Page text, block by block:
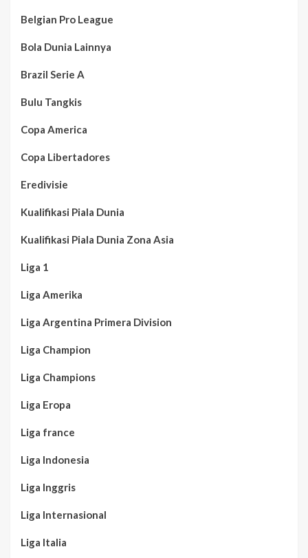
Belgian Pro League
Bola Dunia Lainnya
Brazil Serie A
Bulu Tangkis
Copa America
Copa Libertadores
Eredivisie
Kualifikasi Piala Dunia
Kualifikasi Piala Dunia Zona Asia
Liga 1
Liga Amerika
Liga Argentina Primera Division
Liga Champion
Liga Champions
Liga Eropa
Liga france
Liga Indonesia
Liga Inggris
Liga Internasional
Liga Italia